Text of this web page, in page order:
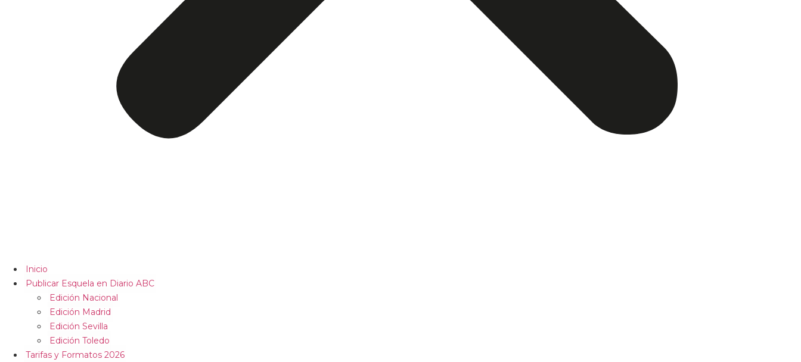
Inicio
Publicar Esquela en Diario ABC
Edición Nacional
Edición Madrid
Edición Sevilla
Edición Toledo
Tarifas y Formatos 2026